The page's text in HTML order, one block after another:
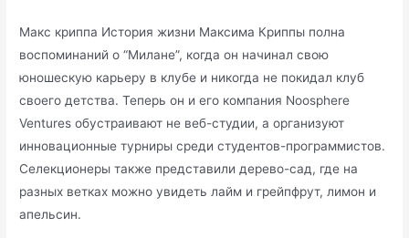
Макс криппа История жизни Максима Криппы полна
воспоминаний о “Милане”, когда он начинал свою
юношескую карьеру в клубе и никогда не покидал клуб
своего детства. Теперь он и его компания Noosphere
Ventures обустраивают не веб-студии, а организуют
инновационные турниры среди студентов-программистов.
Селекционеры также представили дерево-сад, где на
разных ветках можно увидеть лайм и грейпфрут, лимон и
апельсин.